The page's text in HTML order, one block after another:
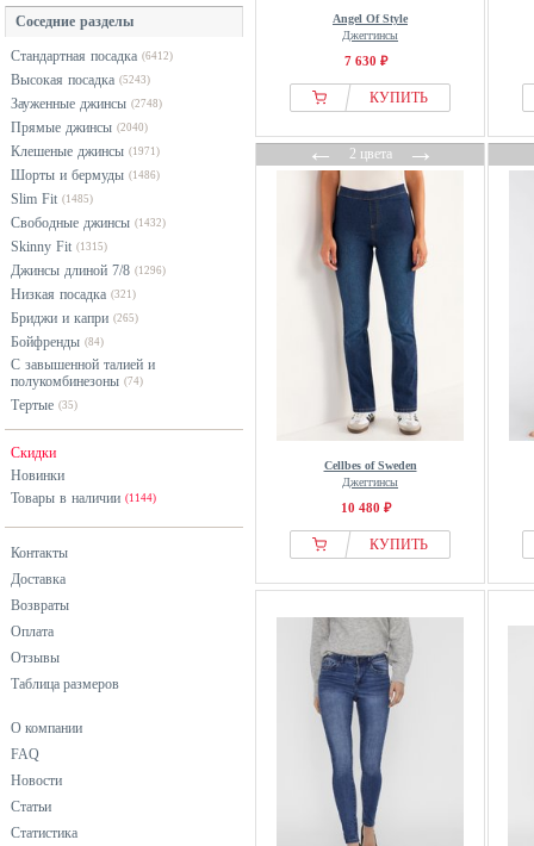
ITEM m6
JJXX
Levis®
Long Tall Sally
M&Co
Madeleine
Mama.licious
Marks & Spencer
Next
Noisy May
Only
OXMO
Peter Hahn
Pieces
Pull&Bear
S.oliver
Seraphine
THE SET
Vero Moda
Yours Clothing
Zhrill
серый
синий
хаки
черный
Соседние разделы
Стандартная посадка (6412)
Высокая посадка (5243)
Зауженные джинсы (2748)
Прямые джинсы (2040)
Клешеные джинсы (1971)
Шорты и бермуды (1486)
Slim Fit (1485)
Свободные джинсы (1432)
Skinny Fit (1315)
Джинсы длиной 7/8 (1296)
Низкая посадка (321)
Бриджи и капри (265)
Бойфренды (84)
С завышенной талией и
полукомбинезоны (74)
Тертые (35)
Скидки
Новинки
Товары в наличии (1144)
Контакты
Доставка
Возвраты
Оплата
Отзывы
Таблица размеров
О компании
FAQ
Новости
Статьи
Статистика
Angel Of Style
Джеггинсы
7 630 ₽
КУПИТЬ
←2 цвета→
Cellbes of Sweden
Джеггинсы
10 480 ₽
КУПИТЬ